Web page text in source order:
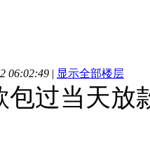
06:02:49 | 显示全部楼层
包过当天放